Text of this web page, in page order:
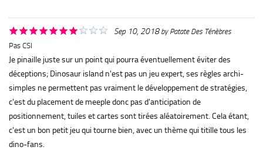
Sep 10, 2018by Patate Des Ténèbres
Pas CSI
Je pinaille juste sur un point qui pourra éventuellement éviter des
déceptions; Dinosaur island n'est pas un jeu expert, ses règles archi-
simples ne permettent pas vraiment le développement de stratégies,
c'est du placement de meeple donc pas d'anticipation de
positionnement, tuiles et cartes sont tirées aléatoirement. Cela étant,
c'est un bon petit jeu qui tourne bien, avec un thème qui titille tous les
dino-fans.